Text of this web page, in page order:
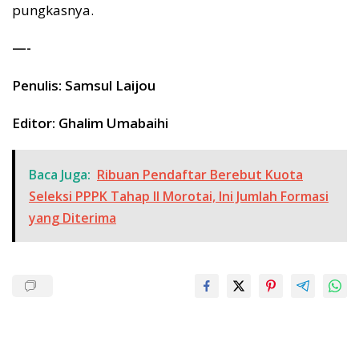
pungkasnya.
—-
Penulis: Samsul Laijou
Editor: Ghalim Umabaihi
Baca Juga: Ribuan Pendaftar Berebut Kuota
Seleksi PPPK Tahap II Morotai, Ini Jumlah Formasi
yang Diterima